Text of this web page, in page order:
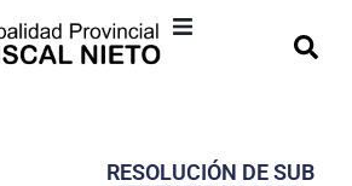
Transparencia
RESOLUCIÓN DE SUB